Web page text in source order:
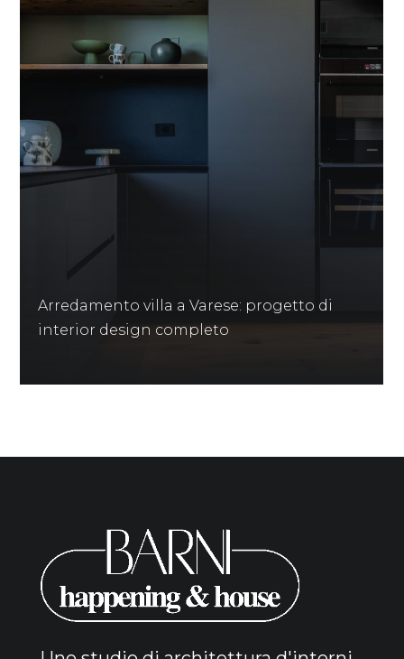
Arredamento villa a Varese: progetto di
interior design completo